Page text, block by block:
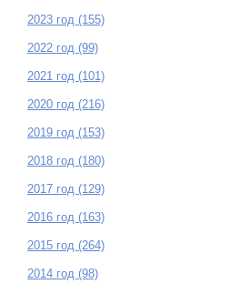
2023 год (155)
2022 год (99)
2021 год (101)
2020 год (216)
2019 год (153)
2018 год (180)
2017 год (129)
2016 год (163)
2015 год (264)
2014 год (98)